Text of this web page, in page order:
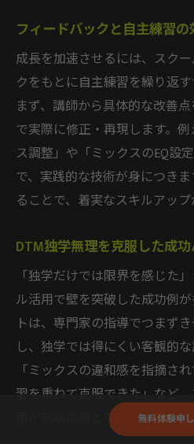
フィードバックと自主練習
成長を加速させるには、スク
クをもとに自主練習を繰り返す
まず、講師から具体的な改善
で実際に修正・再現します。
ス調整」や「ミックスのEQ設
で、実践的な技術が身につき
ることで、着実なスキルアップ
DTM独学無理を克服した成
「独学だけでは限界を感じた
ル活用で壁を突破した成功例
トは、専門家の指導でつまず
し、独学では得にくい客観的
「ミックスの違和感を指摘さ
習を重ねて克服できた」など
用が成功の鍵となります。
無料体験申